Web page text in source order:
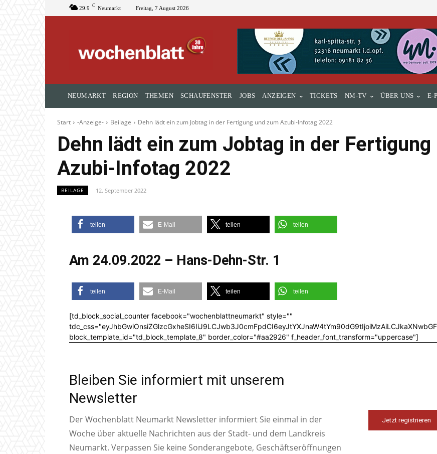
29.9 C Neumarkt Freitag, 7 August 2026
NEUMARKT REGION THEMEN SCHAUFENSTER JOBS ANZEIGEN TICKETS NM-TV ÜBER UNS E-
Start -Anzeige- Beilage Dehn lädt ein zum Jobtag in der Fertigung und zum Azubi-Infotag 2022
Dehn lädt ein zum Jobtag in der Fertigung
Azubi-Infotag 2022
BEILAGE 12. September 2022
teilen E-Mail teilen teilen
Am 24.09.2022 – Hans-Dehn-Str. 1
teilen E-Mail teilen teilen
[td_block_social_counter facebook="wochenblattneumarkt" style=""
block_template_id="td_block_template_8" border_color="#aa2926" f_header_font_transform="uppercase"]
Bleiben Sie informiert mit unserem
Newsletter
Der Wochenblatt Neumarkt Newsletter informiert Sie einmal in der
Woche über aktuelle Nachrichten aus der Stadt- und dem Landkreis
Neumarkt. Verpassen Sie keine Sonderangebote, Geschäftseröffnungen
Jetzt registrieren